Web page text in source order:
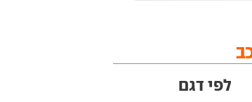
לפי דגם